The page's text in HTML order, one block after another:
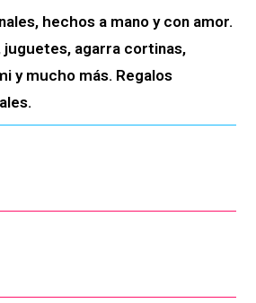
hechos a mano y con amor.
agarra cortinas,
y mucho más. Regalos